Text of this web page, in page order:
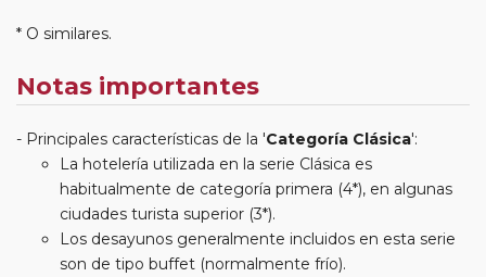
* O similares.
Notas importantes
Principales características de la 'Categoría Clásica':
La hotelería utilizada en la serie Clásica es
habitualmente de categoría primera (4*), en algunas
ciudades turista superior (3*).
Los desayunos generalmente incluidos en esta serie
son de tipo buffet (normalmente frío).